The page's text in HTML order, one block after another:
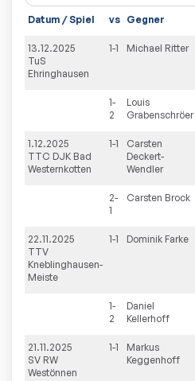
Datum / Spiel vs Gegner
13.12.2025
TuS
Ehringhausen
1-1 Michael Ritter
1-
2
Louis
Grabenschröer
1.12.2025
TTC DJK Bad
Westernkotten
1-1
Carsten
Deckert-
Wendler
2-
1
Carsten Brock
22.11.2025
TTV
Kneblinghausen-
Meiste
1-1 Dominik Farke
1-
2
Daniel
Kellerhoff
21.11.2025
SV RW
Westönnen
1-1
Markus
Keggenhoff